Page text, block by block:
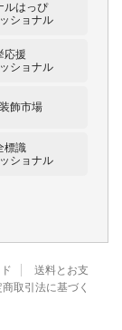
ルはっぴ
ショナル
応援
ショナル
飾市場
標識
ショナル
送料とお支
取引法に基づく